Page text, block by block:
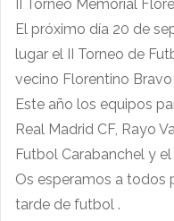
II Torneo Memorial
El próximo día 20 de
lugar el II Torneo de
vecino Florentino Bravo
Este año los equipos
Real Madrid CF, Rayo
Futbol Carabanchel y el
Os esperamos a todos
tarde de futbol .